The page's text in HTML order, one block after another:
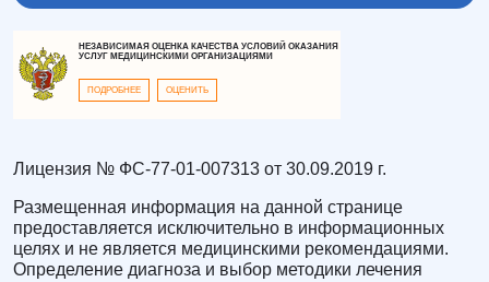
НЕЗАВИСИМАЯ ОЦЕНКА КАЧЕСТВА УСЛОВИЙ ОКАЗАНИЯ
УСЛУГ МЕДИЦИНСКИМИ ОРГАНИЗАЦИЯМИ
ПОДРОБНЕЕ ОЦЕНИТЬ
Лицензия № ФС-77-01-007313 от 30.09.2019 г.
Размещенная информация на данной странице
предоставляется исключительно в информационных
целях и не является медицинскими рекомендациями.
Определение диагноза и выбор методики лечения